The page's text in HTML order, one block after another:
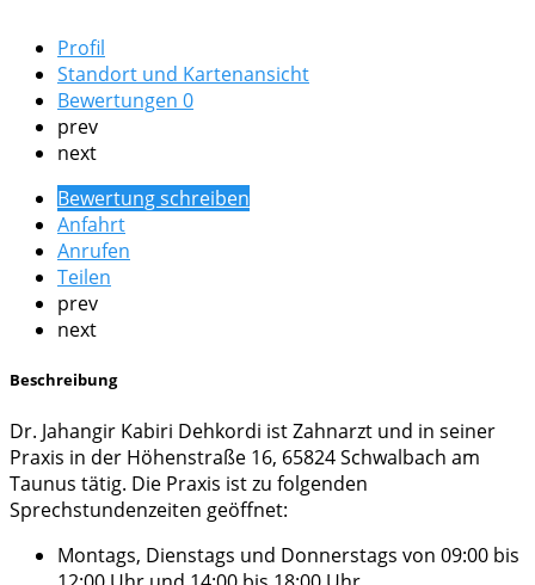
Profil
Standort und Kartenansicht
Bewertungen 0
prev
next
Bewertung schreiben
Anfahrt
Anrufen
Teilen
prev
next
Beschreibung
Dr. Jahangir Kabiri Dehkordi ist Zahnarzt und in seiner
Praxis in der Höhenstraße 16, 65824 Schwalbach am
Taunus tätig. Die Praxis ist zu folgenden
Sprechstundenzeiten geöffnet:
Montags, Dienstags und Donnerstags von 09:00 bis